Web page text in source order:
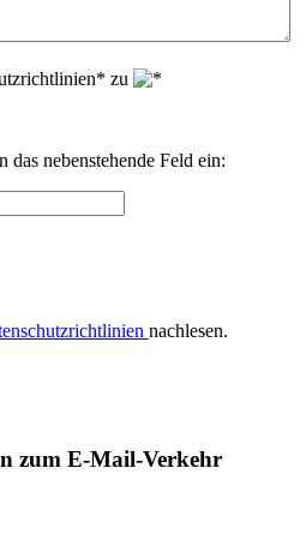
zu
nebenstehende Feld ein:
nachlesen.
zum E-Mail-Verkehr